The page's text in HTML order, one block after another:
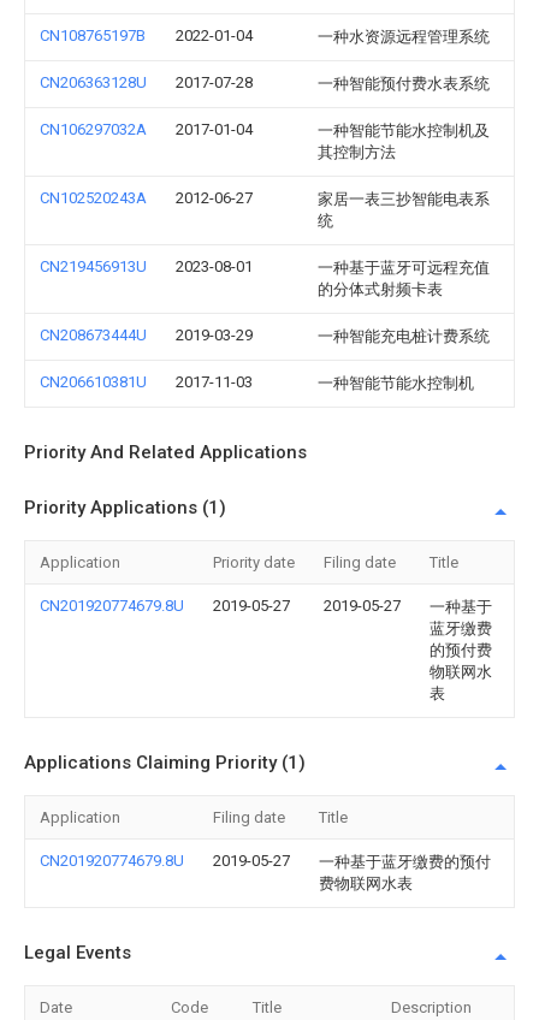
CN108765197B 2022-01-04 一种水资源远程管理系统
CN206363128U 2017-07-28 一种智能预付费水表系统
CN106297032A 2017-01-04
一种智能节能水控制机及
其控制方法
CN102520243A 2012-06-27
家居一表三抄智能电表系
统
CN219456913U 2023-08-01
一种基于蓝牙可远程充值
的分体式射频卡表
CN208673444U 2019-03-29 一种智能充电桩计费系统
CN206610381U 2017-11-03 一种智能节能水控制机
Priority And Related Applications
Priority Applications (1)
Application Priority date Filing date Title
CN201920774679.8U 2019-05-27 2019-05-27
一种基于
蓝牙缴费
的预付费
物联网水
表
Applications Claiming Priority (1)
Application Filing date Title
CN201920774679.8U 2019-05-27
一种基于蓝牙缴费的预付
费物联网水表
Legal Events
Date Code Title Description